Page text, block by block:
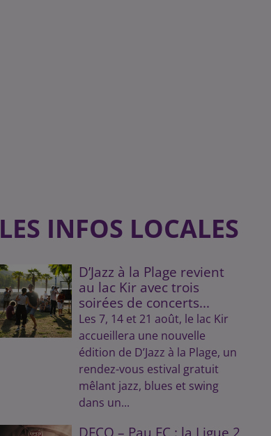
LES INFOS LOCALES
D’Jazz à la Plage revient
au lac Kir avec trois
soirées de concerts...
Les 7, 14 et 21 août, le lac Kir
accueillera une nouvelle
édition de D’Jazz à la Plage, un
rendez-vous estival gratuit
mêlant jazz, blues et swing
dans un...
DFCO – Pau FC : la Ligue 2